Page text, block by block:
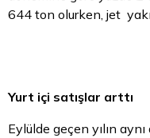
644 ton olurken, jet
Yurt içi satışlar arttı
Eylülde geçen yılın